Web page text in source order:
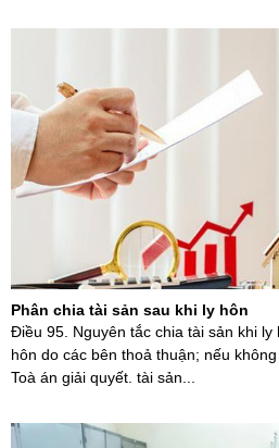
Phân chia tài sản sau khi ly hôn
Điều 95. Nguyên tắc chia tài sản khi ly
hôn do các bên thoả thuận; nếu
Toà án giải quyết. tài sản...